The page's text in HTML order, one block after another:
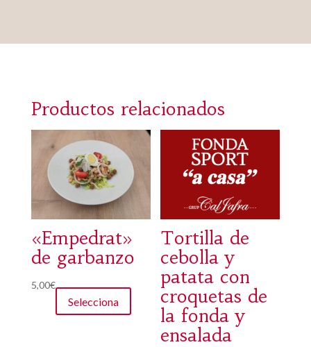
Productos relacionados
«Empedrat»
de garbanzo
5,00€
Selecciona
producto
múltiples
Tortilla de
cebolla y
patata con
croquetas de
la fonda y
ensalada